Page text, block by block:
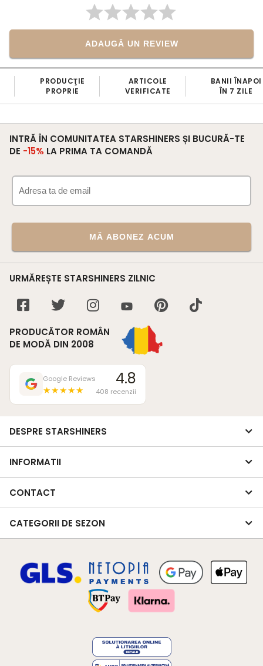
ADAUGĂ UN REVIEW
PRODUCŢIE
PROPRIE
ARTICOLE
VERIFICATE
BANII ÎNAPOI
ÎN 7 ZILE
INTRĂ ÎN COMUNITATEA STARSHINERS ȘI BUCURĂ-TE
DE -15% LA PRIMA TA COMANDĂ
MĂ ABONEZ ACUM
URMĂREȘTE STARSHINERS ZILNIC
PRODUCĂTOR ROMÂN
DE MODĂ DIN 2008
Google Reviews
★★★★★
4.8
408 recenzii
DESPRE STARSHINERS
INFORMATII
CONTACT
CATEGORII DE SEZON